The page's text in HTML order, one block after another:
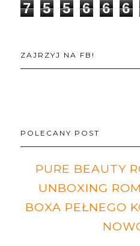
7 5 5 6 6 6
ZAJRZYJ NA FB!
POLECANY POST
PURE BEAUTY
UNBOXING
BOXA PEŁNEGO